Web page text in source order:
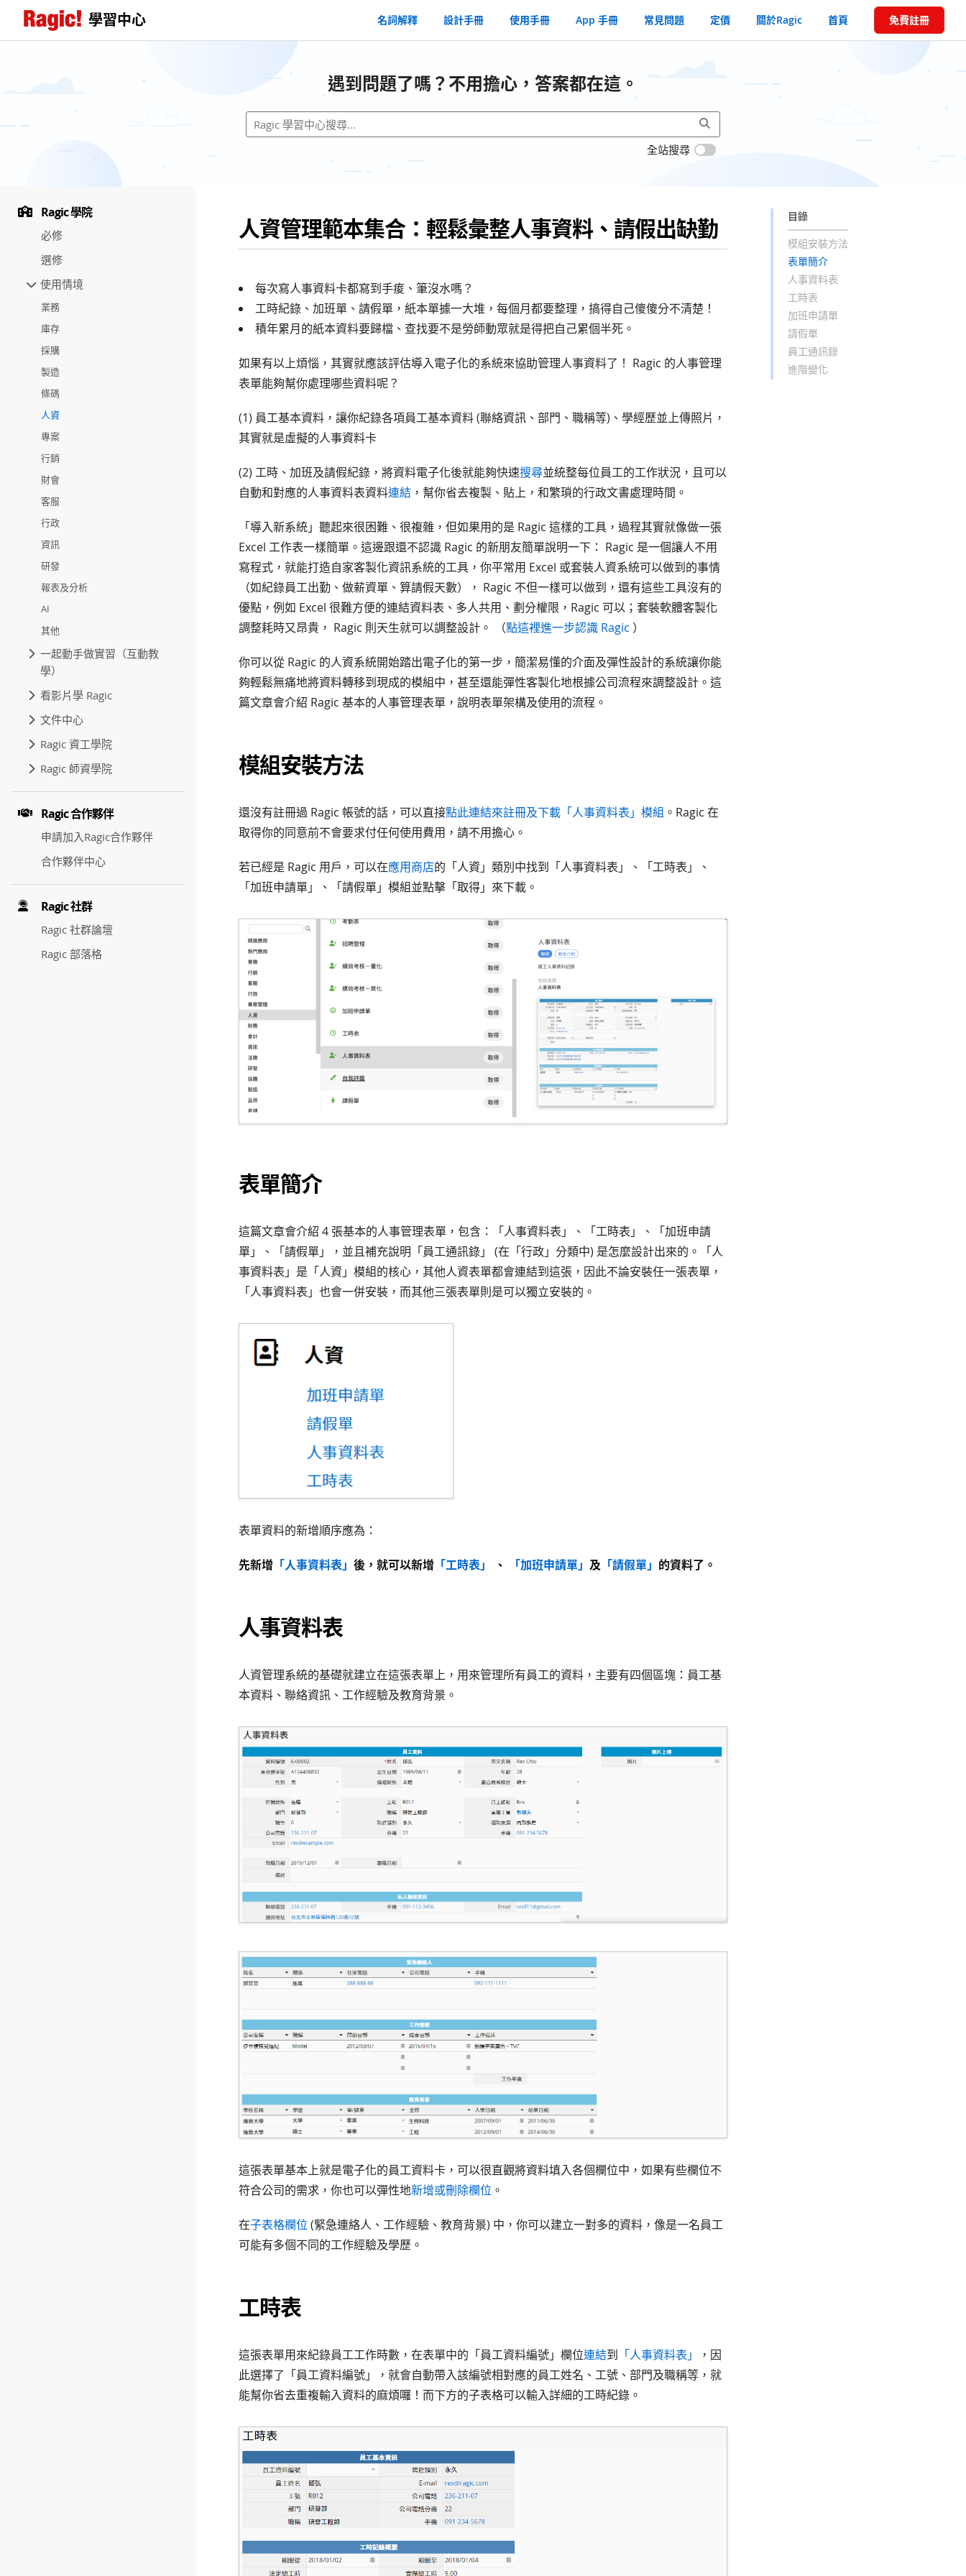
學習中心 名詞解釋 設計手冊 使用手冊 App 手冊 常見問題 定價 關於Ragic 首頁 免費註冊
遇到問題了嗎？不用擔心，答案都在這。
全站搜尋
Ragic 學院
必修
選修
使用情境
業務
庫存
採購
製造
條碼
人資
專案
行銷
財會
客服
行政
資訊
研發
報表及分析
AI
其他
一起動手做實習（互動教
學）
看影片學 Ragic
文件中心
Ragic 資工學院
Ragic 師資學院
Ragic 合作夥伴
申請加入Ragic合作夥伴
合作夥伴中心
Ragic 社群
Ragic 社群論壇
Ragic 部落格
目錄
模組安裝方法
表單簡介
人事資料表
工時表
加班申請單
請假單
員工通訊錄
進階變化
人資管理範本集合：輕鬆彙整人事資料、請假出缺勤
每次寫人事資料卡都寫到手痠、筆沒水嗎？
工時紀錄、加班單、請假單，紙本單據一大堆，每個月都要整理，搞得自己傻傻分不清楚！
積年累月的紙本資料要歸檔、查找要不是勞師動眾就是得把自己累個半死。
如果有以上煩惱，其實就應該評估導入電子化的系統來協助管理人事資料了！ Ragic 的人事管理
表單能夠幫你處理哪些資料呢？
(1) 員工基本資料，讓你紀錄各項員工基本資料 (聯絡資訊、部門、職稱等)、學經歷並上傳照片，
其實就是虛擬的人事資料卡
(2) 工時、加班及請假紀錄，將資料電子化後就能夠快速搜尋並統整每位員工的工作狀況，且可以
自動和對應的人事資料表資料連結 ，幫你省去複製、貼上，和繁瑣的行政文書處理時間。
「導入新系統」聽起來很困難、很複雜，但如果用的是 Ragic 這樣的工具，過程其實就像做一張
Excel 工作表一樣簡單。這邊跟還不認識 Ragic 的新朋友簡單說明一下： Ragic 是一個讓人不用
寫程式，就能打造自家客製化資訊系統的工具，你平常用 Excel 或套裝人資系統可以做到的事情
（如紀錄員工出勤、做薪資單、算請假天數）， Ragic 不但一樣可以做到，還有這些工具沒有的
優點，例如 Excel 很難方便的連結資料表、多人共用、劃分權限，Ragic 可以；套裝軟體客製化
調整耗時又昂貴， Ragic 則天生就可以調整設計。 （點這裡進一步認識 Ragic ）
你可以從 Ragic 的人資系統開始踏出電子化的第一步，簡潔易懂的介面及彈性設計的系統讓你能
夠輕鬆無痛地將資料轉移到現成的模組中，甚至還能彈性客製化地根據公司流程來調整設計。這
篇文章會介紹 Ragic 基本的人事管理表單，說明表單架構及使用的流程。
模組安裝方法
還沒有註冊過 Ragic 帳號的話，可以直接點此連結來註冊及下載「人事資料表」模組 。Ragic 在
取得你的同意前不會要求付任何使用費用，請不用擔心。
若已經是 Ragic 用戶，可以在應用商店的「人資」類別中找到「人事資料表」、「工時表」、
「加班申請單」、「請假單」模組並點擊「取得」來下載。
表單簡介
這篇文章會介紹 4 張基本的人事管理表單，包含：「人事資料表」、「工時表」、「加班申請
單」、「請假單」，並且補充說明「員工通訊錄」 (在「行政」分類中) 是怎麼設計出來的。「人
事資料表」是「人資」模組的核心，其他人資表單都會連結到這張，因此不論安裝任一張表單，
「人事資料表」也會一併安裝，而其他三張表單則是可以獨立安裝的。
表單資料的新增順序應為：
先新增 「人事資料表」 後，就可以新增 「工時表」 、 「加班申請單」 及 「請假單」 的資料了。
人事資料表
人資管理系統的基礎就建立在這張表單上，用來管理所有員工的資料，主要有四個區塊：員工基
本資料、聯絡資訊、工作經驗及教育背景。
這張表單基本上就是電子化的員工資料卡，可以很直觀將資料填入各個欄位中，如果有些欄位不
符合公司的需求，你也可以彈性地新增或刪除欄位 。
在子表格欄位 (緊急連絡人、工作經驗、教育背景) 中，你可以建立一對多的資料，像是一名員工
可能有多個不同的工作經驗及學歷。
工時表
這張表單用來紀錄員工工作時數，在表單中的「員工資料編號」欄位連結到 「人事資料表」
，因
此選擇了「員工資料編號」，就會自動帶入該編號相對應的員工姓名、工號、部門及職稱等，就
能幫你省去重複輸入資料的麻煩囉！而下方的子表格可以輸入詳細的工時紀錄。